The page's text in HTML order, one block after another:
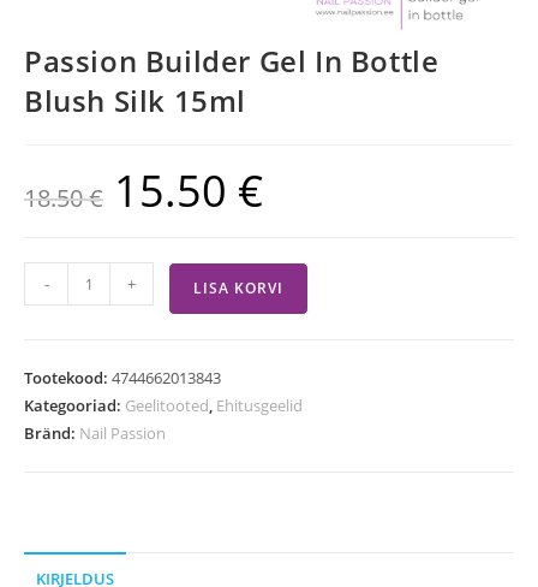
Passion Builder Gel In Bottle
Blush Silk 15ml
18.50€ 15.50 €
- + LISA KORVI
Tootekood: 4744662013843
Kategooriad: Geelitooted, Ehitusgeelid
Bränd: Nail Passion
KIRJELDUS